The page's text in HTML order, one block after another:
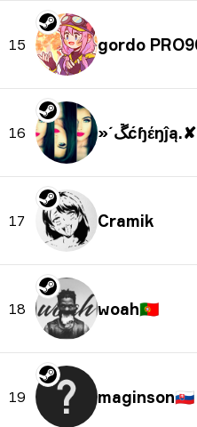
15
16 »´ﮛćɧέŋĵą.✘
17 Cramik
18 woah🇵🇹
19 maginson🇸🇰